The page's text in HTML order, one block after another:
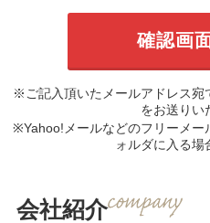
※ご記入頂いたメールアドレス宛
をお送りい
※Yahoo!メールなどのフリーメー
ォルダに入る場
会社紹介